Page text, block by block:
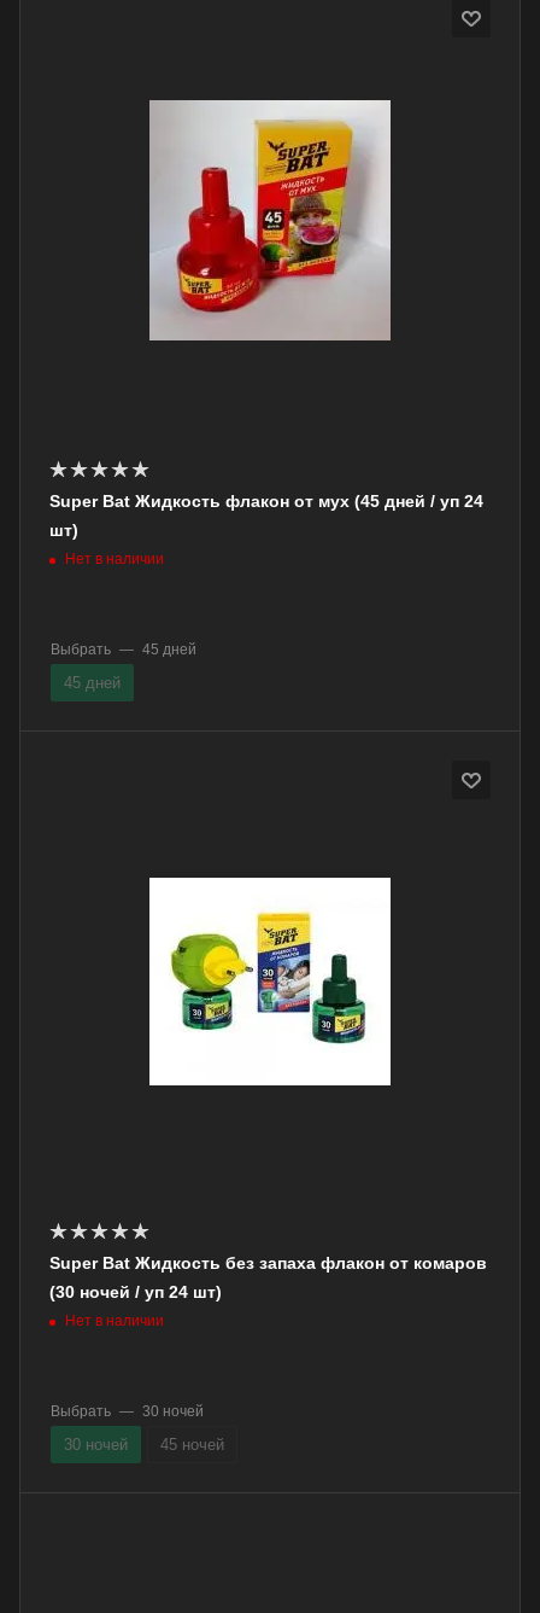
Super Bat Жидкость флакон от мух (45 дней / уп 24
шт)
Нет в наличии
Выбрать — 45 дней
45 дней
Super Bat Жидкость без запаха флакон от комаров
(30 ночей / уп 24 шт)
Нет в наличии
Выбрать — 30 ночей
30 ночей 45 ночей